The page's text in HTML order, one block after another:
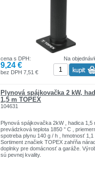
Na
cena s DPH:
9,24 €
bez DPH 7,51 €
Plynová spájkovačka 2 kW,
1,5 m TOPEX
104631
Plynová spájkovačka 2kW , hadica 1,5
prevádzková teplota 1850 ° C ,
spotreba plynu 140 g / h , hmotnosť 1,1
Sortiment značiek TOPEX zahŕňa
doplnky pre domácnosť a garáže.
sú pevnej kvality.